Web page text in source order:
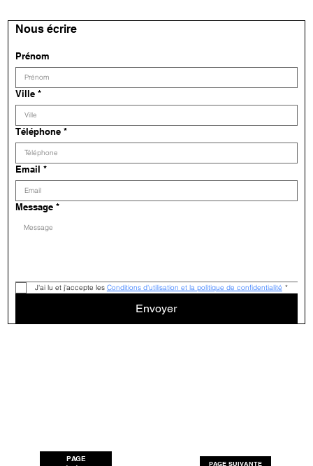
Nous écrire
Prénom
Ville *
Téléphone *
Email *
Message *
J'ai lu et j'accepte les Conditions d'utilisation et la politique de confidentialité *
Envoyer
PAGE SUIVANTE
PAGE